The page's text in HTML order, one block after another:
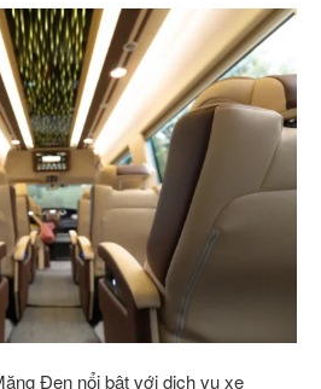
Đen nổi bật với dịch vụ xe